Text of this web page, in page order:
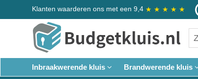
Klanten waarderen ons met een 9,4 ★ ★ ★ ★ ★
Inbraakwerende kluis Brandwerende kluis